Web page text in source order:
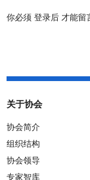
你必须登录后 才能留
关于协会
协会简介
组织结构
协会领导
专家智库